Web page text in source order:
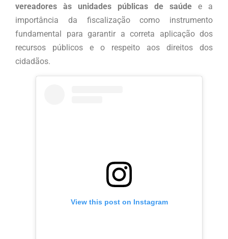
vereadores às unidades públicas de saúde e a
importância da fiscalização como instrumento
fundamental para garantir a correta aplicação dos
recursos públicos e o respeito aos direitos dos
cidadãos.
View this post on Instagram